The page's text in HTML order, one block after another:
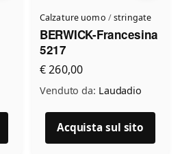
Calzature uomo /stringate
BERWICK-Francesina
5217
€ 260,00
Venduto da: Laudadio
Acquista sul sito